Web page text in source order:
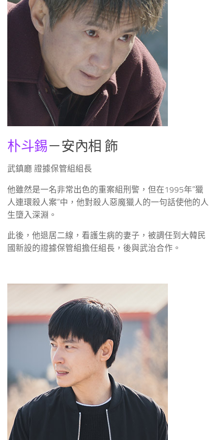
朴斗錫－安內相 飾
武鎮廳 證據保管組組長
他雖然是一名非常出色的重案組刑警，但在1995年”獵
人連環殺人案”中，他對殺人惡魔獵人的一句話使他的人
生墮入深淵。
此後，他退居二線，看護生病的妻子，被調任到大韓民
國新設的證據保管組擔任組長，後與武治合作。